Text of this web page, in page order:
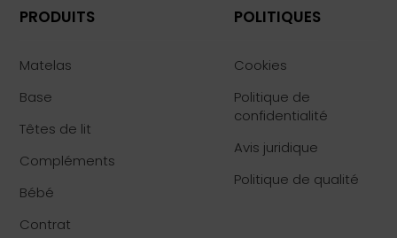
PRODUITS
Matelas
Base
Têtes de lit
Compléments
Bébé
Contrat
POLITIQUES
Cookies
Politique de
confidentialité
Avis juridique
Politique de qualité